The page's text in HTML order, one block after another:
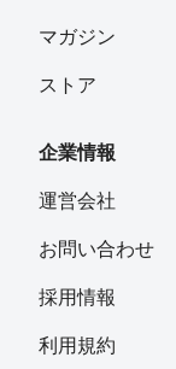
マガジン
ストア
企業情報
運営会社
お問い合わせ
採用情報
利用規約